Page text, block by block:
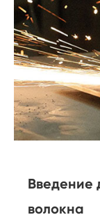
Введение
волокна